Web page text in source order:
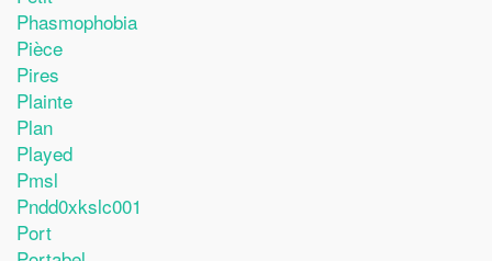
Phasmophobia
Pièce
Pires
Plainte
Plan
Played
Pmsl
Pndd0xkslc001
Port